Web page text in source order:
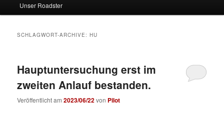
Inhalt
sekundären
Unser Roadster
SCHLAGWORT-ARCHIVE:HU
Hauptuntersuchung erst im
zweiten Anlauf bestanden.
Veröffentlicht am2023/06/22von Pilot